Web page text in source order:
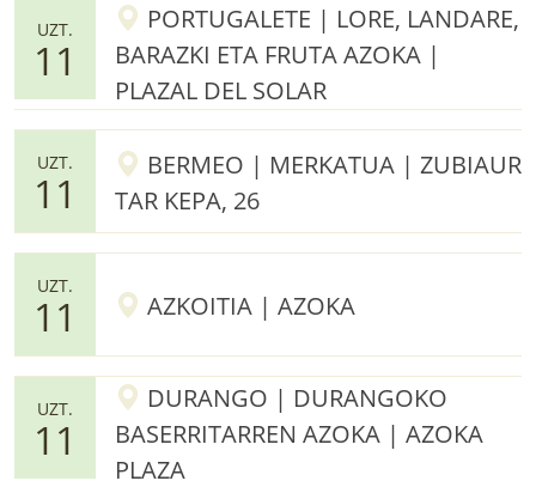
UZT.
11
PORTUGALETE | LORE, LANDARE,
BARAZKI ETA FRUTA AZOKA |
PLAZAL DEL SOLAR
UZT.
11
BERMEO | MERKATUA | ZUBIAUR
TAR KEPA, 26
UZT.
11 AZKOITIA | AZOKA
UZT.
11
DURANGO | DURANGOKO
BASERRITARREN AZOKA | AZOKA
PLAZA